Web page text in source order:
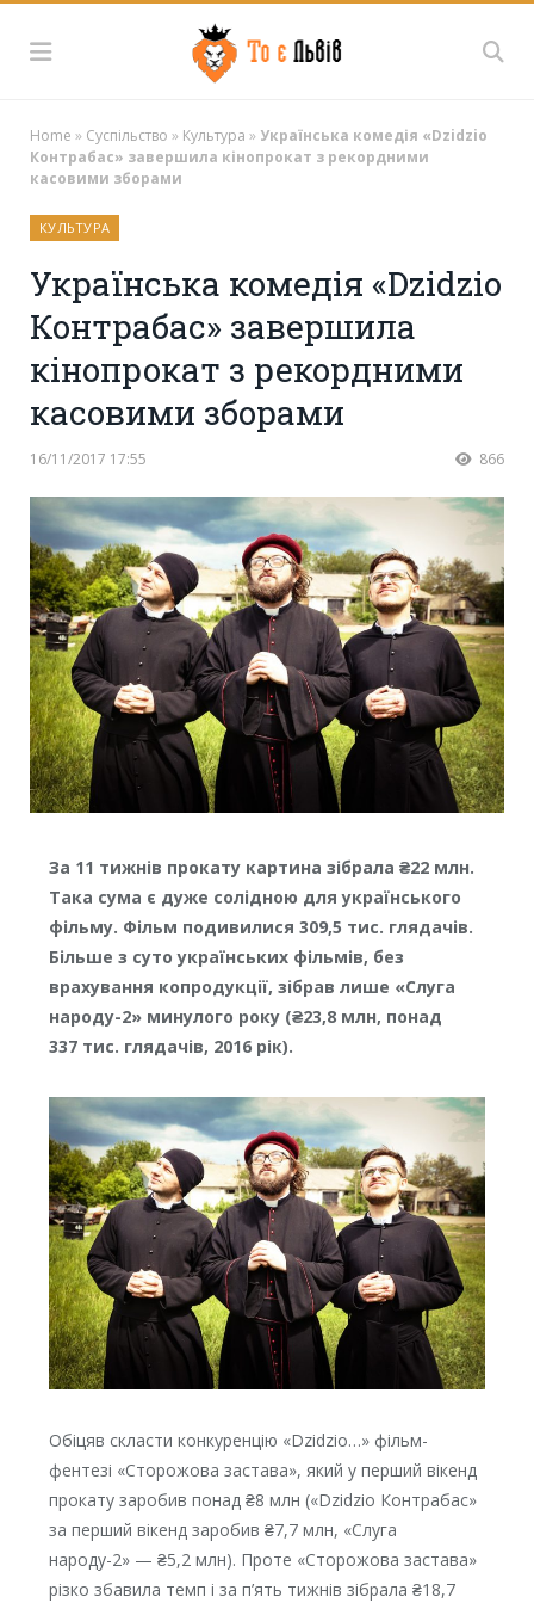
Home » Суспільство » Культура » Українська комедія «Dzidzio
Контрабас» завершила кінопрокат з рекордними
касовими зборами
КУЛЬТУРА
Українська комедія «Dzidzio
Контрабас» завершила
кінопрокат з рекордними
касовими зборами
16/11/2017 17:55 866
За 11 тижнів прокату картина зібрала ₴22 млн.
Така сума є дуже солідною для українського
фільму. Фільм подивилися 309,5 тис. глядачів.
Більше з суто українських фільмів, без
врахування копродукції, зібрав лише «Слуга
народу-2» минулого року (₴23,8 млн, понад
337 тис. глядачів, 2016 рік).
Обіцяв скласти конкуренцію «Dzidzio…» фільм-
фентезі «Сторожова застава», який у перший вікенд
прокату заробив понад ₴8 млн («Dzidzio Контрабас»
за перший вікенд заробив ₴7,7 млн, «Слуга
народу-2» — ₴5,2 млн). Проте «Сторожова застава»
різко збавила темп і за п’ять тижнів зібрала ₴18,7